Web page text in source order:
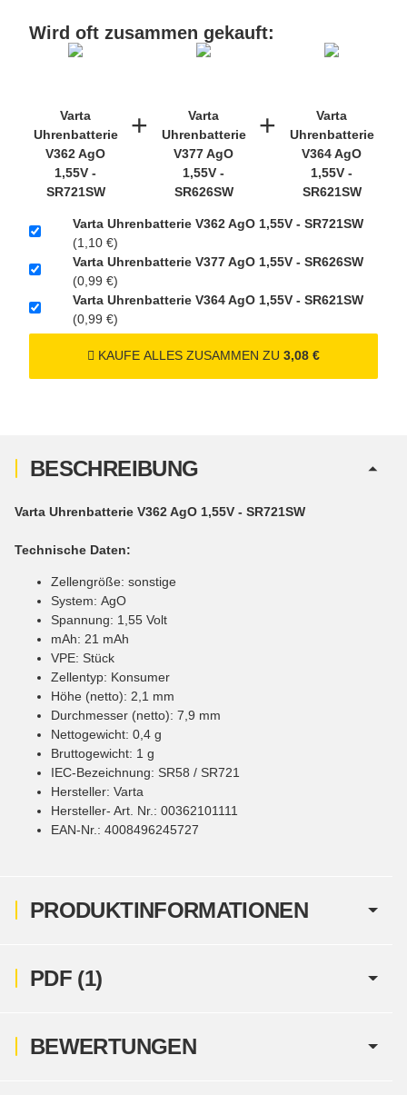
Pack 3V Lithium
UN3090 Versand gem.
SV188 ADR)
Verbatim Cool'n'Go AirJet Handventilator
4000mAh Grau Lila
22,95 €
inkl. 19% USt. zzgl.
Versand (Gefahrgut
UN3480 Versand gem.
SV188 ADR)
Wird oft zusammen gekauft:
Varta
Uhrenbatterie
V362 AgO
1,55V -
SR721SW
+
Varta
Uhrenbatterie
V377 AgO
1,55V -
SR626SW
+
Varta
Uhrenbatterie
V364 AgO
1,55V -
SR621SW
Varta Uhrenbatterie V362 AgO 1,55V - SR721SW
(1,10 €)
Varta Uhrenbatterie V377 AgO 1,55V - SR626SW
(0,99 €)
Varta Uhrenbatterie V364 AgO 1,55V - SR621SW
(0,99 €)
KAUFE ALLES ZUSAMMEN ZU 3,08 €
PRODUKTINFORMATIONEN
BESCHREIBUNG
Varta Uhrenbatterie V362 AgO 1,55V - SR721SW
Technische Daten:
Zellengröße: sonstige
System: AgO
Spannung: 1,55 Volt
mAh: 21 mAh
VPE: Stück
Zellentyp: Konsumer
Höhe (netto): 2,1 mm
Durchmesser (netto): 7,9 mm
Nettogewicht: 0,4 g
Bruttogewicht: 1 g
IEC-Bezeichnung: SR58 / SR721
Hersteller: Varta
Hersteller- Art. Nr.: 00362101111
EAN-Nr.: 4008496245727
PDF (1)
BEWERTUNGEN